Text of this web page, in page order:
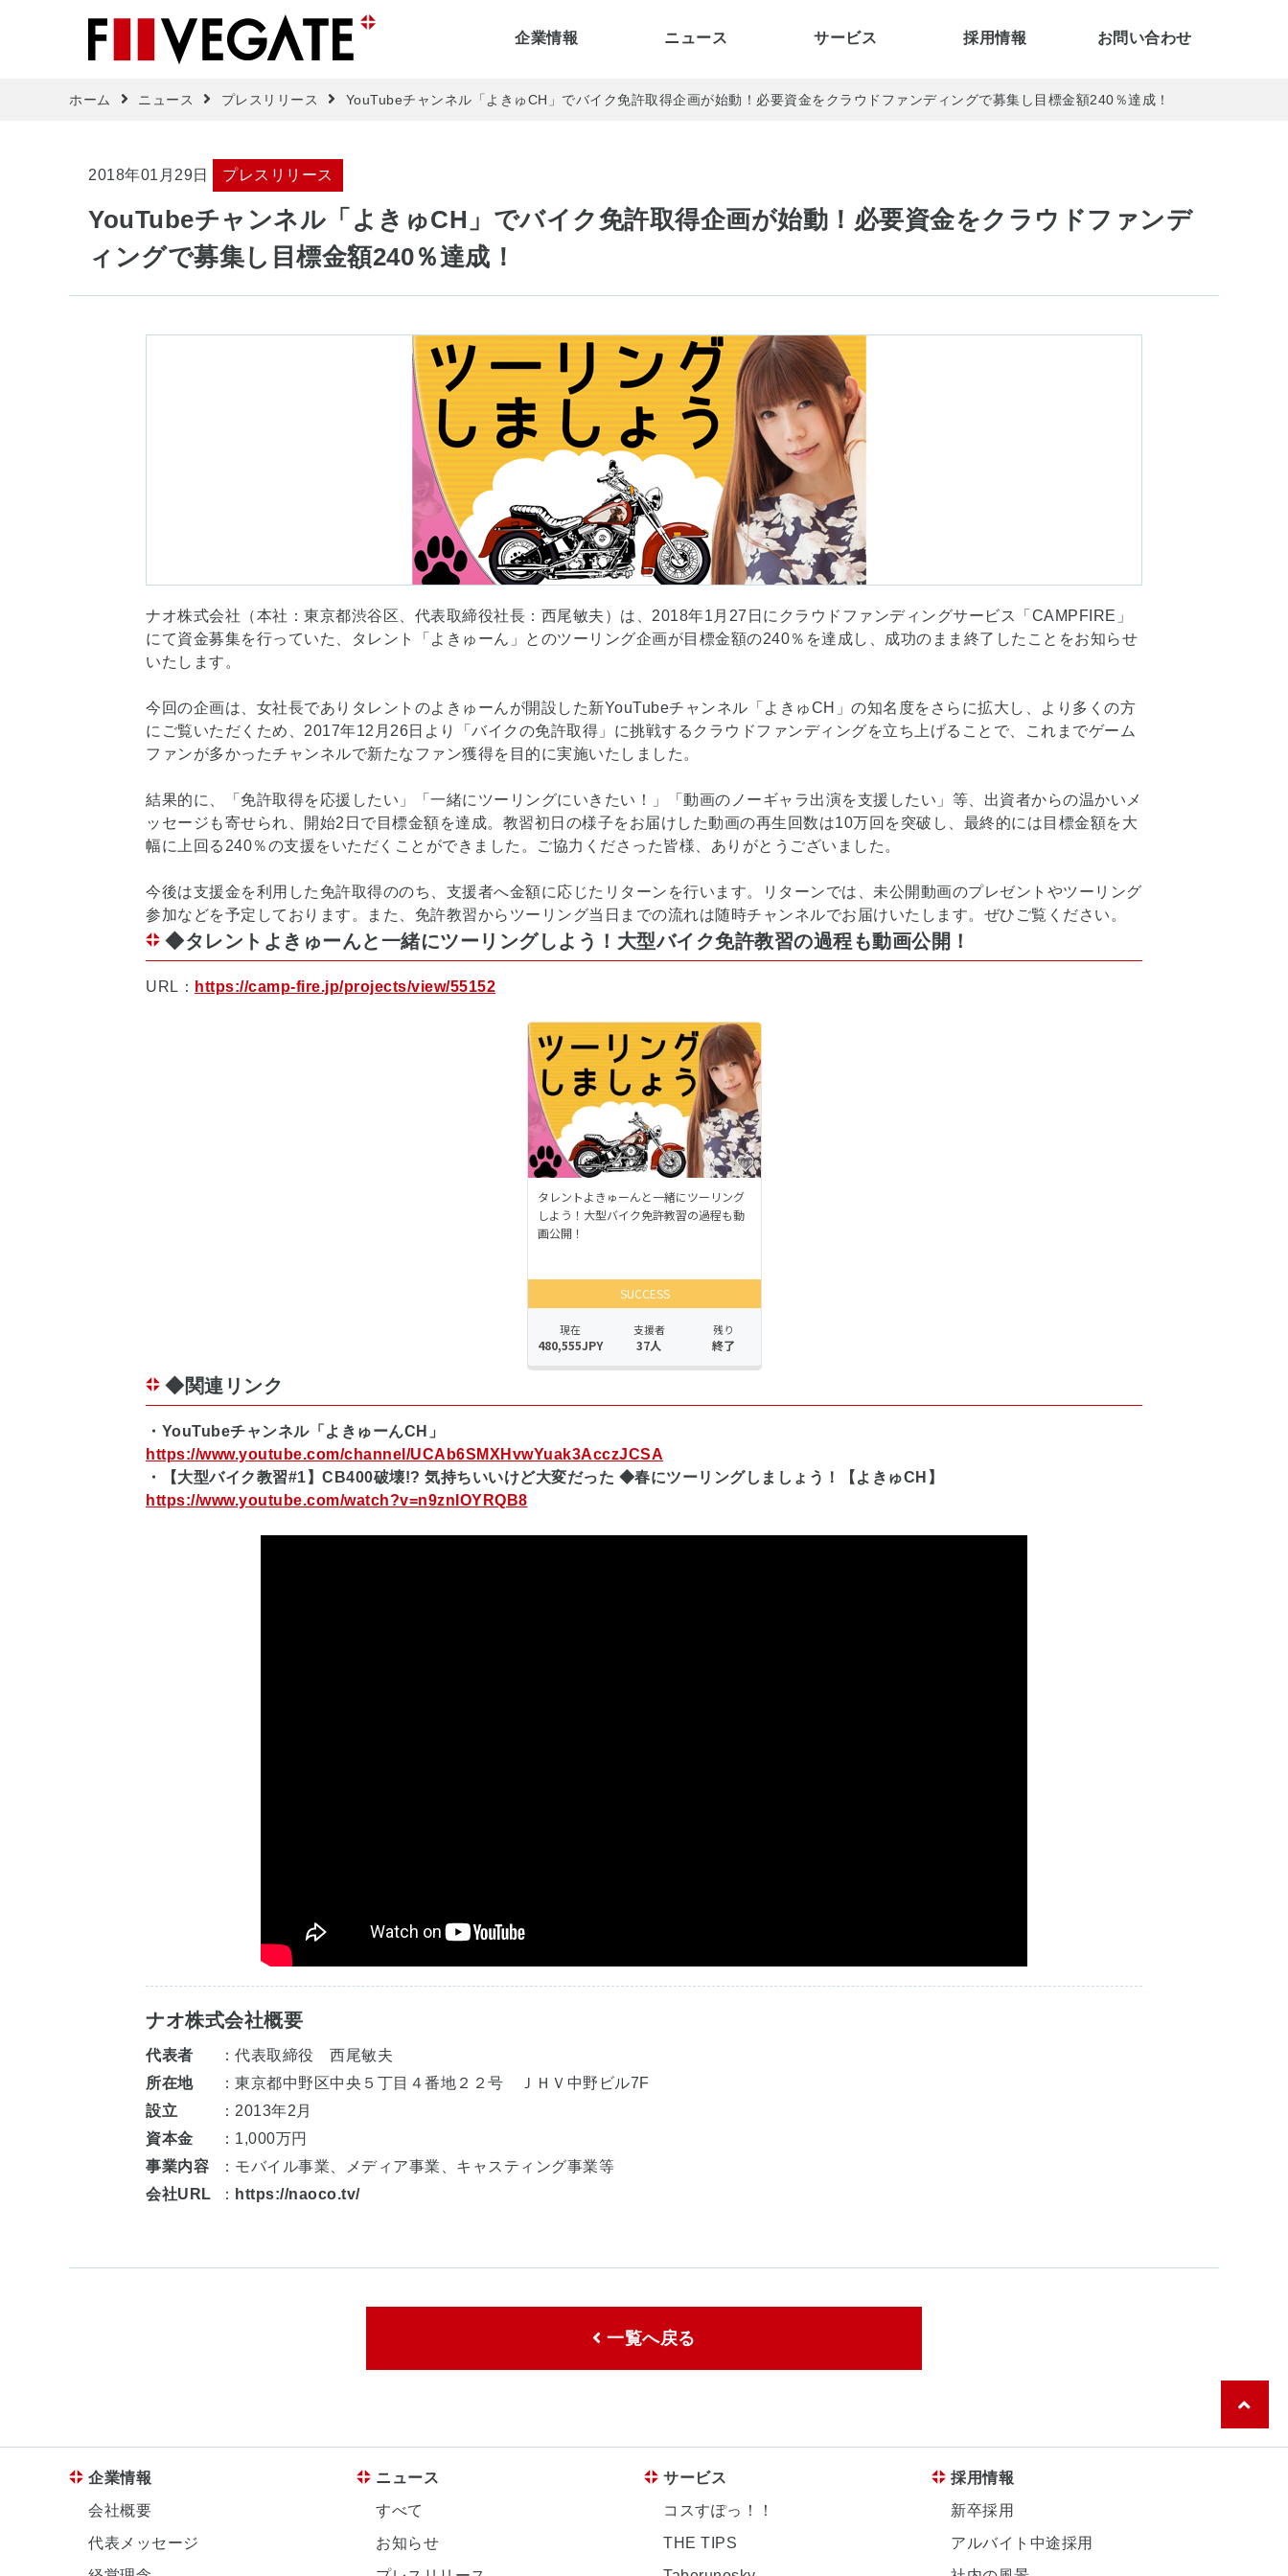
企業情報 ニュース サービス 採用情報 お問い合わせ
ホーム ニュース プレスリリース YouTubeチャンネル「よきゅCH」でバイク免許取得企画が始動！必要資金をクラウドファンディングで募集し目標金額240％達成！
2018年01月29日 プレスリリース
YouTubeチャンネル「よきゅCH」でバイク免許取得企画が始動！必要資金をクラウドファンデ
ィングで募集し目標金額240％達成！
ナオ株式会社（本社：東京都渋谷区、代表取締役社長：西尾敏夫）は、2018年1月27日にクラウドファンディングサービス「CAMPFIRE」
にて資金募集を行っていた、タレント「よきゅーん」とのツーリング企画が目標金額の240％を達成し、成功のまま終了したことをお知らせ
いたします。
今回の企画は、女社長でありタレントのよきゅーんが開設した新YouTubeチャンネル「よきゅCH」の知名度をさらに拡大し、より多くの方
にご覧いただくため、2017年12月26日より「バイクの免許取得」に挑戦するクラウドファンディングを立ち上げることで、これまでゲーム
ファンが多かったチャンネルで新たなファン獲得を目的に実施いたしました。
結果的に、「免許取得を応援したい」「一緒にツーリングにいきたい！」「動画のノーギャラ出演を支援したい」等、出資者からの温かいメ
ッセージも寄せられ、開始2日で目標金額を達成。教習初日の様子をお届けした動画の再生回数は10万回を突破し、最終的には目標金額を大
幅に上回る240％の支援をいただくことができました。ご協力くださった皆様、ありがとうございました。
今後は支援金を利用した免許取得ののち、支援者へ金額に応じたリターンを行います。リターンでは、未公開動画のプレゼントやツーリング
参加などを予定しております。また、免許教習からツーリング当日までの流れは随時チャンネルでお届けいたします。ぜひご覧ください。
◆タレントよきゅーんと一緒にツーリングしよう！大型バイク免許教習の過程も動画公開！
URL： https://camp-fire.jp/projects/view/55152
◆関連リンク
・YouTubeチャンネル「よきゅーんCH」
https://www.youtube.com/channel/UCAb6SMXHvwYuak3AcczJCSA
・【大型バイク教習#1】CB400破壊!? 気持ちいいけど大変だった ◆春にツーリングしましょう！【よきゅCH】
https://www.youtube.com/watch?v=n9znIOYRQB8
ナオ株式会社概要
代表者
：代表取締役 西尾敏夫
所在地
：東京都中野区中央５丁目４番地２２号 ＪＨＶ中野ビル7F
設立
：2013年2月
資本金
：1,000万円
事業内容
：モバイル事業、メディア事業、キャスティング事業等
会社URL
： https://naoco.tv/
一覧へ戻る
企業情報
会社概要
代表メッセージ
ニュース
すべて
お知らせ
サービス
コスすぽっ！！
THE TIPS
採用情報
新卒採用
アルバイト中途採用